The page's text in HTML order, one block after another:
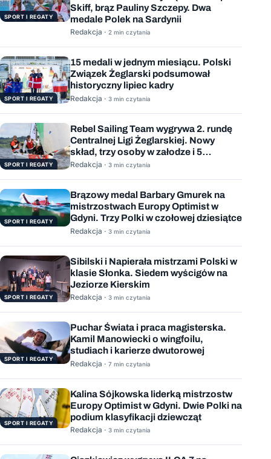
SPORT I REGATY
Skiff, brąz Pauliny Szczepy. Dwa
medale Polek na Sardynii
Redakcja · 2 min czytania
SPORT I REGATY
15 medali w jednym miesiącu. Polski
Związek Żeglarski podsumował
historyczny lipiec kadry
Redakcja · 3 min czytania
SPORT I REGATY
Rebel Sailing Team wygrywa 2. rundę
Centralnej Ligi Żeglarskiej. Nowy
skład, trzy osoby w załodze i 5
wygranych wyścigów
Redakcja · 3 min czytania
SPORT I REGATY
Brązowy medal Barbary Gmurek na
mistrzostwach Europy Optimist w
Gdyni. Trzy Polki w czołowej dziesiątce
Redakcja · 3 min czytania
SPORT I REGATY
Sibilski i Napierała mistrzami Polski w
klasie Słonka. Siedem wyścigów na
Jeziorze Kierskim
Redakcja · 3 min czytania
SPORT I REGATY
Puchar Świata i praca magisterska.
Kamil Manowiecki o wingfoilu,
studiach i karierze dwutorowej
Redakcja · 7 min czytania
SPORT I REGATY
Kalina Sójkowska liderką mistrzostw
Europy Optimist w Gdyni. Dwie Polki na
podium klasyfikacji dziewcząt
Redakcja · 3 min czytania